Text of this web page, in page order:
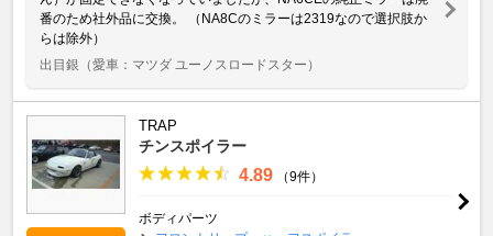
番のため社外品に交換。 （NA8Cのミラーは2319なので選択肢か
らは除外）
出目銀 （愛車：マツダ ユーノスロードスター）
TRAP
チンスポイラー
4.89 （9件）
ボディパーツ